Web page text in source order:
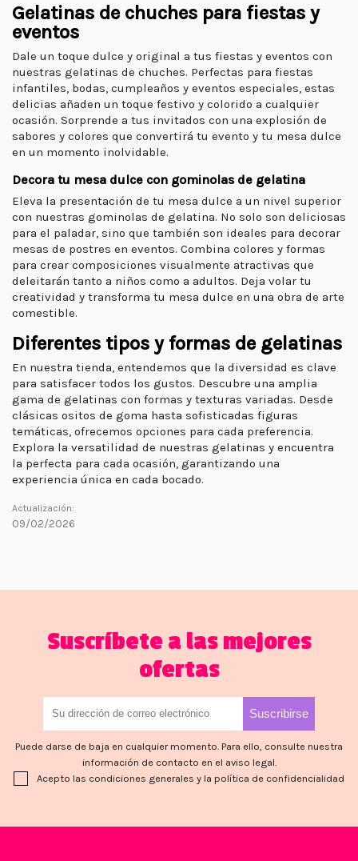
Gelatinas de chuches para fiestas y
eventos
Dale un toque dulce y original a tus fiestas y eventos con
nuestras gelatinas de chuches. Perfectas para fiestas
infantiles, bodas, cumpleaños y eventos especiales, estas
delicias añaden un toque festivo y colorido a cualquier
ocasión. Sorprende a tus invitados con una explosión de
sabores y colores que convertirá tu evento y tu mesa dulce
en un momento inolvidable.
Decora tu mesa dulce con gominolas de gelatina
Eleva la presentación de tu mesa dulce a un nivel superior
con nuestras gominolas de gelatina. No solo son deliciosas
para el paladar, sino que también son ideales para decorar
mesas de postres en eventos. Combina colores y formas
para crear composiciones visualmente atractivas que
deleitarán tanto a niños como a adultos. Deja volar tu
creatividad y transforma tu mesa dulce en una obra de arte
comestible.
Diferentes tipos y formas de gelatinas
En nuestra tienda, entendemos que la diversidad es clave
para satisfacer todos los gustos. Descubre una amplia
gama de gelatinas con formas y texturas variadas. Desde
clásicas ositos de goma hasta sofisticadas figuras
temáticas, ofrecemos opciones para cada preferencia.
Explora la versatilidad de nuestras gelatinas y encuentra
la perfecta para cada ocasión, garantizando una
experiencia única en cada bocado.
Actualización:
09/02/2026
Suscríbete a las mejores
ofertas
Puede darse de baja en cualquier momento. Para ello, consulte nuestra
información de contacto en el aviso legal.
Acepto las condiciones generales y la política de confidencialidad